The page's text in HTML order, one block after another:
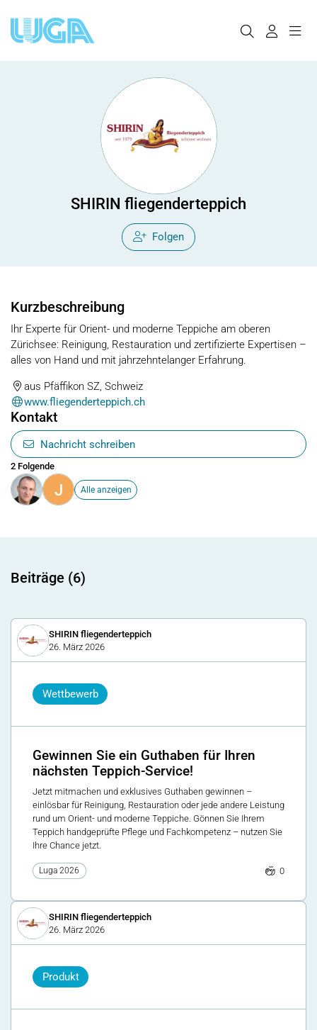
SHIRIN fliegenderteppich
Folgen
Kurzbeschreibung
Ihr Experte für Orient- und moderne Teppiche am oberen
Zürichsee: Reinigung, Restauration und zertifizierte Expertisen –
alles von Hand und mit jahrzehntelanger Erfahrung.
aus Pfäffikon SZ, Schweiz
www.fliegenderteppich.ch
Kontakt
Nachricht schreiben
2 Folgende
J Alle anzeigen
Beiträge (6)
SHIRIN fliegenderteppich
26. März 2026
Wettbewerb
Gewinnen Sie ein Guthaben für Ihren
nächsten Teppich-Service!
Jetzt mitmachen und exklusives Guthaben gewinnen –
einlösbar für Reinigung, Restauration oder jede andere Leistung
rund um Orient- und moderne Teppiche. Gönnen Sie Ihrem
Teppich handgeprüfte Pflege und Fachkompetenz – nutzen Sie
Ihre Chance jetzt.
Luga 2026 0
SHIRIN fliegenderteppich
26. März 2026
Produkt